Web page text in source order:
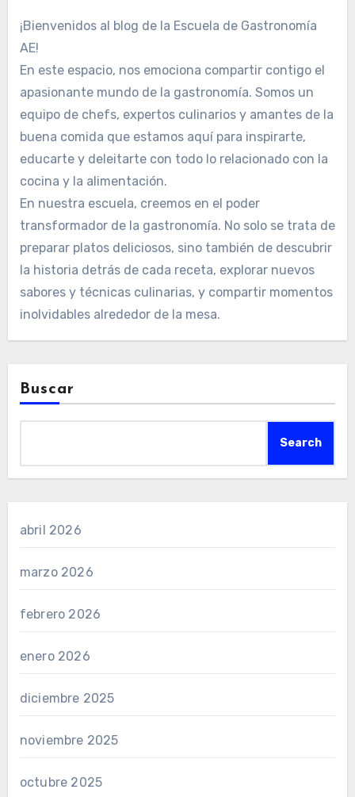
¡Bienvenidos al blog de la Escuela de Gastronomía
AE!
En este espacio, nos emociona compartir contigo el
apasionante mundo de la gastronomía. Somos un
equipo de chefs, expertos culinarios y amantes de la
buena comida que estamos aquí para inspirarte,
educarte y deleitarte con todo lo relacionado con la
cocina y la alimentación.
En nuestra escuela, creemos en el poder
transformador de la gastronomía. No solo se trata de
preparar platos deliciosos, sino también de descubrir
la historia detrás de cada receta, explorar nuevos
sabores y técnicas culinarias, y compartir momentos
inolvidables alrededor de la mesa.
Buscar
Search
abril 2026
marzo 2026
febrero 2026
enero 2026
diciembre 2025
noviembre 2025
octubre 2025